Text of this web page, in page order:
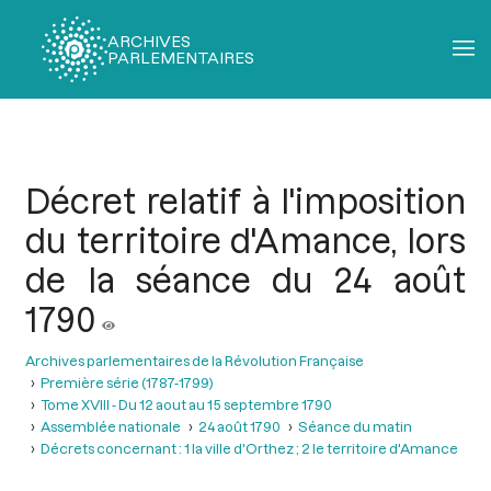
ARCHIVES
PARLEMENTAIRES
Décret relatif à l'imposition
du territoire d'Amance, lors
de la séance du 24 août
1790
Archives parlementaires de la Révolution Française
Première série (1787-1799)
Tome XVIII - Du 12 aout au 15 septembre 1790
Assemblée nationale
24 août 1790
Séance du matin
Décrets concernant : 1 la ville d'Orthez ; 2 le territoire d'Amance